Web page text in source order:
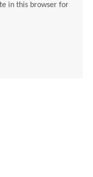
in this browser for